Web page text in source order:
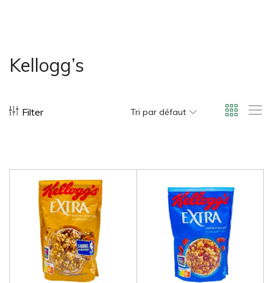
Kellogg’s
Filter Tri par défaut